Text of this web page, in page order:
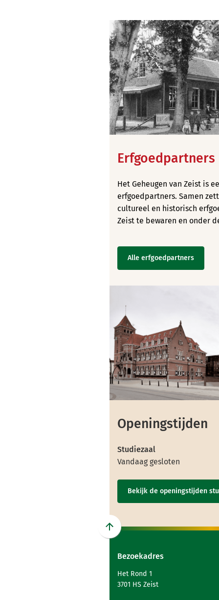
Erfgoedpartners
Het Geheugen van Zeist is
erfgoedpartners. Samen
cultureel en historisch
Zeist te bewaren en onder
Alle erfgoedpartners
Openingstijden
Studiezaal
Vandaag gesloten
Bekijk de openingstijden
Scroll
boven
het
Bezoekadres
Het Rond 1
3701 HS Zeist